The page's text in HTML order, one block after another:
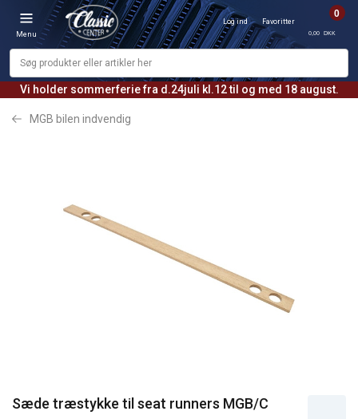
Vi holder sommerferie fra d.24juli kl.12 til og med 18 august.
Menu
Log ind Favoritter
0
0,00 DKK
MGB bilen indvendig
Sæde træstykke til seat runners MGB/C